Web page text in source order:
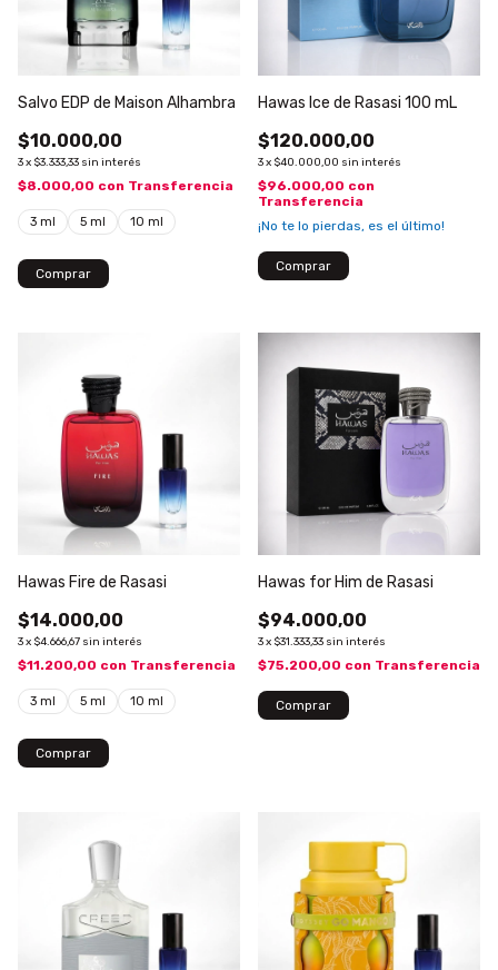
Salvo EDP de Maison Alhambra
$10.000,00
3x $3.333,33 sin interés
$8.000,00 con Transferencia
3 ml 5 ml 10 ml
Comprar
Hawas Ice de Rasasi 100 mL
$120.000,00
3x $40.000,00 sin interés
$96.000,00 con
Transferencia
¡No te lo pierdas, es el último!
Hawas Fire de Rasasi
$14.000,00
3x $4.666,67 sin interés
$11.200,00 con Transferencia
3 ml 5 ml 10 ml
Comprar
Hawas for Him de Rasasi
$94.000,00
3x $31.333,33 sin interés
$75.200,00 con Transferencia